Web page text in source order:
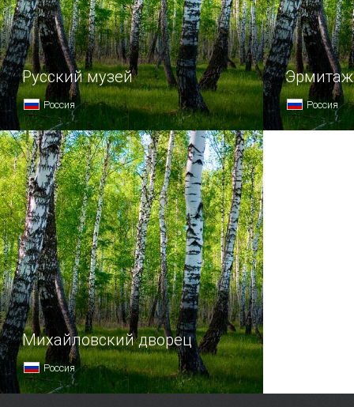
Русский музей
Россия
Эрмитаж
Россия
Михайловский дворец
Россия